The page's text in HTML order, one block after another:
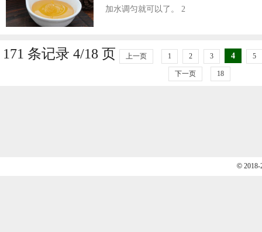
加水调匀就可以了。 2
171 条记录 4/18 页 上一页 1 2 3 4 5
下一页 18
©